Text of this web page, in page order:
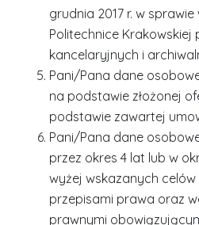
grudnia 2017 r. w
Politechnice Krakowskiej
kancelaryjnych i
Pani/Pana dane
na podstawie złożonej
podstawie zawartej
Pani/Pana dane
przez okres 4 lat lub w
wyżej wskazanych
przepisami prawa oraz
prawnymi